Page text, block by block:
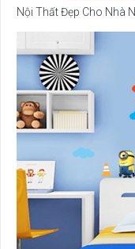
Nội Thất Đẹp Cho Nhà